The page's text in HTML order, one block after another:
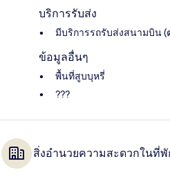
บริการรับส่ง
มีบริการรถรับส่งสนามบิน (
ข้อมูลอื่นๆ
พื้นที่สูบบุหรี่
???
สิ่งอำนวยความสะดวกในที่พั